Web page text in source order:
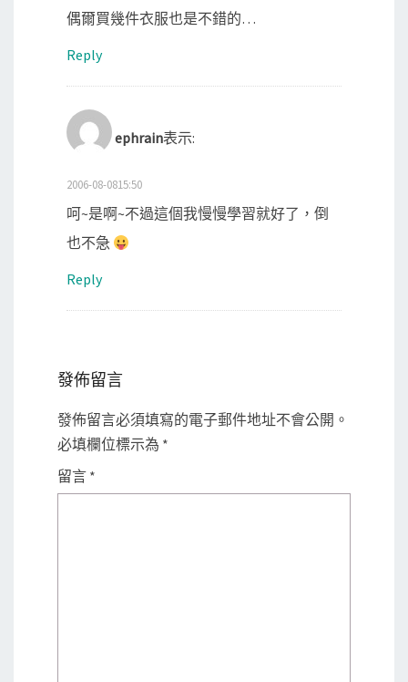
偶爾買幾件衣服也是不錯的…
Reply
ephrain表示:
2006-08-0815:50
呵~是啊~不過這個我慢慢學習就好了，倒
也不急
Reply
發佈留言
發佈留言必須填寫的電子郵件地址不會公開。
必填欄位標示為 *
留言 *